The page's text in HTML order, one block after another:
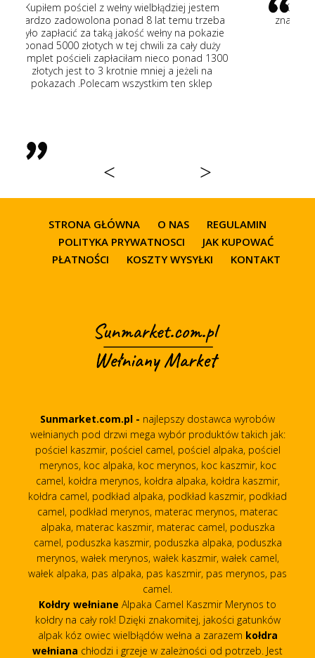
jestem
temu trzeba
na pokazie
cały duży
ponad 1300
jeżeli na
ten sklep
Kupiłem kołdrę wełnianą fachowe
znakomita jakość wełny szybka wysyłka.
wszystkim
< >
STRONA GŁÓWNA O NAS
REGULAMIN
POLITYKA PRYWATNOSCI
JAK KUPOWAĆ
PŁATNOŚCI
KOSZTY WYSYŁKI KONTAKT
Sunmarket.com.pl - najlepszy dostawca wyrobów
wełnianych pod drzwi mega wybór produktów takich jak:
pościel kaszmir, pościel camel, pościel alpaka, pościel
merynos, koc alpaka, koc merynos, koc kaszmir, koc
camel, kołdra merynos, kołdra alpaka, kołdra kaszmir,
kołdra camel, podkład alpaka, podkład kaszmir, podkład
camel, podkład merynos, materac merynos, materac
alpaka, materac kaszmir, materac camel, poduszka
camel, poduszka kaszmir, poduszka alpaka, poduszka
merynos, wałek merynos, wałek kaszmir, wałek camel,
wałek alpaka, pas alpaka, pas kaszmir, pas merynos, pas
camel.
Kołdry wełniane Alpaka Camel Kaszmir Merynos to
kołdry na cały rok! Dzięki znakomitej, jakości gatunków
alpak kóz owiec wielbłądów wełna a zarazem kołdra
wełniana chłodzi i grzeje w zależności od potrzeb. Jest